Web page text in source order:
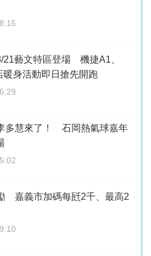
21藝文特區登場 機捷A1、
暖身活動即日搶先開跑
多慧來了！ 石岡熱氣球嘉年
嘉義市加碼每瓩2千、最高2